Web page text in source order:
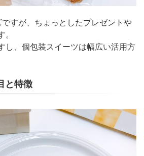
すが、ちょっとしたプレゼントや
し、個包装スイーツは幅広い活用方
と特徴